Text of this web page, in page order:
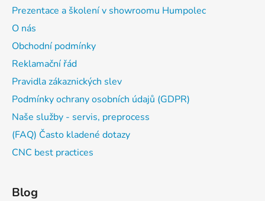
Prezentace a školení v showroomu Humpolec
O nás
Obchodní podmínky
Reklamační řád
Pravidla zákaznických slev
Podmínky ochrany osobních údajů (GDPR)
Naše služby - servis, preprocess
(FAQ) Často kladené dotazy
CNC best practices
Blog